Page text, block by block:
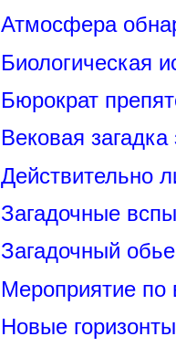
Атмосфера
Биологическая
Бюрократ
Вековая
Действительно
Загадочные
Загадочный
Мероприятие
Новые